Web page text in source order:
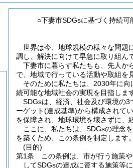
○下妻市SDGsに基づく持続可
世界は今、地球規模の様々な問題
調し、解決に向けて早急に取り組ん
下妻市に暮らす私たちも、先人か
で、地域で行っている活動や取組を
そのために私たちは、2030年に
続可能な地域社会の実現を目指します
SDGsは、経済、社会及び環境の
ーゲット(達成基準)から構成されて
を保障され、地球環境を壊さずに、
ここに、私たちは、SDGsの理念
を築くため、この条例を制定します。
(目的)
第1条
この条例は、市が行う施策
してSDGsの達成に資する施策等